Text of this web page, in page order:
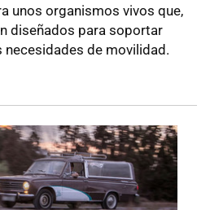
unos organismos vivos que,
diseñados para soportar
necesidades de movilidad.